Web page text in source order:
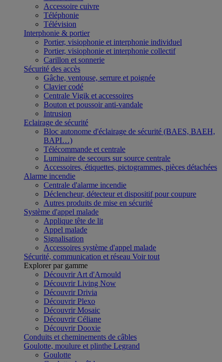
Accessoire cuivre
Téléphonie
Télévision
Interphonie & portier
Portier, visiophonie et interphonie individuel
Portier, visiophonie et interphonie collectif
Carillon et sonnerie
Sécurité des accès
Gâche, ventouse, serrure et poignée
Clavier codé
Centrale Vigik et accessoires
Bouton et poussoir anti-vandale
Intrusion
Eclairage de sécurité
Bloc autonome d'éclairage de sécurité (BAES, BAEH,
BAPI…)
Télécommande et centrale
Luminaire de secours sur source centrale
Accessoires, étiquettes, pictogrammes, pièces détachées
Alarme incendie
Centrale d'alarme incendie
Déclencheur, détecteur et dispositif pour coupure
Autres produits de mise en sécurité
Système d'appel malade
Applique tête de lit
Appel malade
Signalisation
Accessoires système d'appel malade
Sécurité, communication et réseau Voir tout
Explorer par gamme
Découvrir Art d'Arnould
Découvrir Living Now
Découvrir Drivia
Découvrir Plexo
Découvrir Mosaic
Découvrir Céliane
Découvrir Dooxie
Conduits et cheminements de câbles
Goulotte, moulure et plinthe Legrand
Goulotte